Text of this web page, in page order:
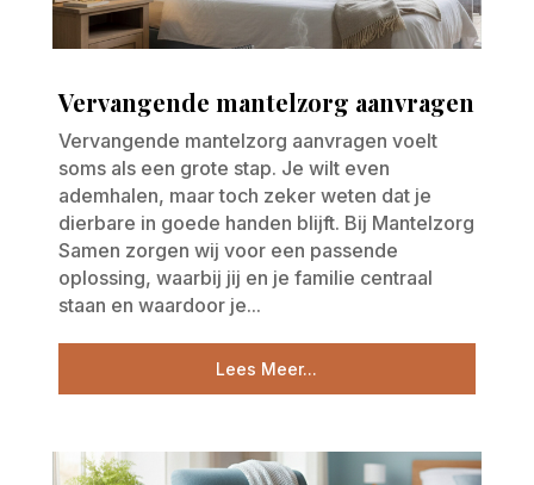
Vervangende mantelzorg aanvragen
Vervangende mantelzorg aanvragen voelt
soms als een grote stap. Je wilt even
ademhalen, maar toch zeker weten dat je
dierbare in goede handen blijft. Bij Mantelzorg
Samen zorgen wij voor een passende
oplossing, waarbij jij en je familie centraal
staan en waardoor je...
Lees Meer...